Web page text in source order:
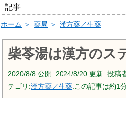
記事
ホーム ＞ 薬局 ＞ 漢方薬／生薬
柴苓湯は漢方のス
2020/8/8 公開. 2024/8/20 更新. 投稿
テゴリ:漢方薬／生薬 .この記事は約1